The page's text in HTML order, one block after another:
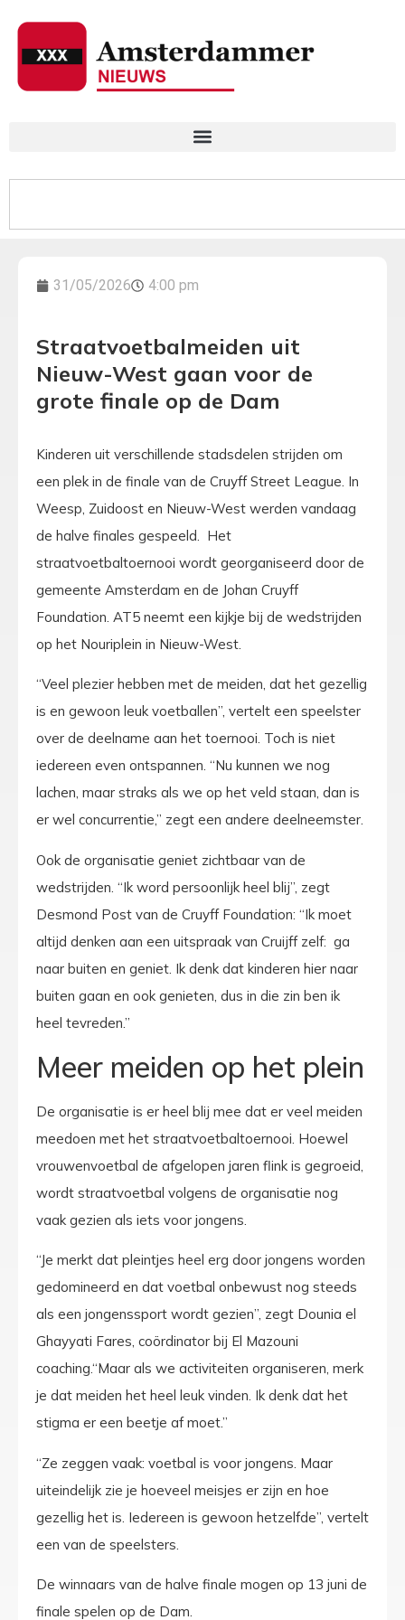
31/05/2026 4:00 pm
Straatvoetbalmeiden uit
Nieuw-West gaan voor de
grote finale op de Dam
Kinderen uit verschillende stadsdelen strijden om
een plek in de finale van de Cruyff Street League. In
Weesp, Zuidoost en Nieuw-West werden vandaag
de halve finales gespeeld. Het
straatvoetbaltoernooi wordt georganiseerd door de
gemeente Amsterdam en de Johan Cruyff
Foundation. AT5 neemt een kijkje bij de wedstrijden
op het Nouriplein in Nieuw-West.
“Veel plezier hebben met de meiden, dat het gezellig
is en gewoon leuk voetballen”, vertelt een speelster
over de deelname aan het toernooi. Toch is niet
iedereen even ontspannen. “Nu kunnen we nog
lachen, maar straks als we op het veld staan, dan is
er wel concurrentie,” zegt een andere deelneemster.
Ook de organisatie geniet zichtbaar van de
wedstrijden. “Ik word persoonlijk heel blij”, zegt
Desmond Post van de Cruyff Foundation: “Ik moet
altijd denken aan een uitspraak van Cruijff zelf: ga
naar buiten en geniet. Ik denk dat kinderen hier naar
buiten gaan en ook genieten, dus in die zin ben ik
heel tevreden.”
Meer meiden op het plein
De organisatie is er heel blij mee dat er veel meiden
meedoen met het straatvoetbaltoernooi. Hoewel
vrouwenvoetbal de afgelopen jaren flink is gegroeid,
wordt straatvoetbal volgens de organisatie nog
vaak gezien als iets voor jongens.
“Je merkt dat pleintjes heel erg door jongens worden
gedomineerd en dat voetbal onbewust nog steeds
als een jongenssport wordt gezien”, zegt Dounia el
Ghayyati Fares, coördinator bij El Mazouni
coaching.“Maar als we activiteiten organiseren, merk
je dat meiden het heel leuk vinden. Ik denk dat het
stigma er een beetje af moet.”
“Ze zeggen vaak: voetbal is voor jongens. Maar
uiteindelijk zie je hoeveel meisjes er zijn en hoe
gezellig het is. Iedereen is gewoon hetzelfde”, vertelt
een van de speelsters.
De winnaars van de halve finale mogen op 13 juni de
finale spelen op de Dam.